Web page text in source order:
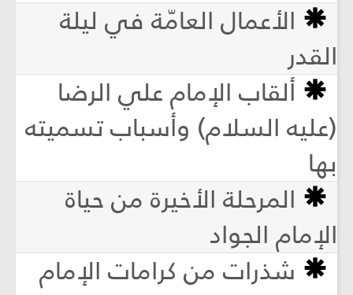
الأعمال العامّة في ليلة
القدر
ألقاب الإمام علي الرضا
(عليه السلام) وأسباب تسميته
بها
المرحلة الأخيرة من حياة
الإمام الجواد
شذرات من كرامات الإمام